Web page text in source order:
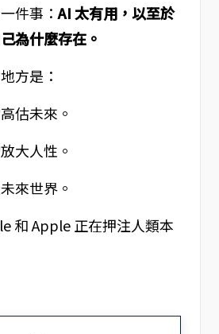
件事：AI 太有用，以至於
為什麼存在。
方是：
估未來。
大人性。
來世界。
和 Apple 正在押注人類本